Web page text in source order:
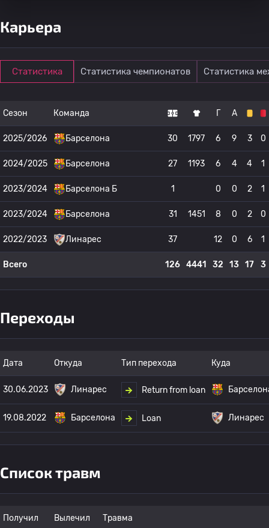
Карьера
Статистика Статистика чемпионатов Статистика
Сезон Команда Г А
2025/2026 Барселона 30 1797 6 9 3 0
2024/2025 Барселона 27 1193 6 4 4 1
2023/2024 Барселона Б 1 0 0 2 1
2023/2024 Барселона 31 1451 8 0 2 0
2022/2023 Линарес 37 12 0 6 1
Всего 126 4441 32 13 17 3
Переходы
Дата Откуда Тип перехода Куда
30.06.2023 Линарес Return from loan
19.08.2022 Барселона Loan Линарес
Список травм
Получил Вылечил Травма